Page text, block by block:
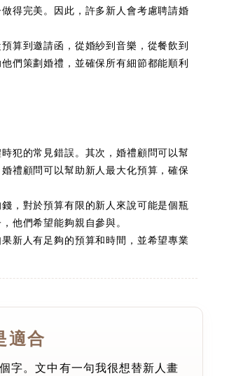
得完美。因此，許多新人會考慮聘請婚
算到邀請函，從婚紗到音樂，從餐飲到
們策劃婚禮，並確保所有細節都能順利
犯的常見錯誤。其次，婚禮顧問可以幫
禮顧問可以幫助新人最大化預算，確保
，對於預算有限的新人來說可能是個瓶
他們希望能夠親自參與。
新人有足夠的預算和時間，並希望專業
適合
字。文中有一句我很想替新人畫